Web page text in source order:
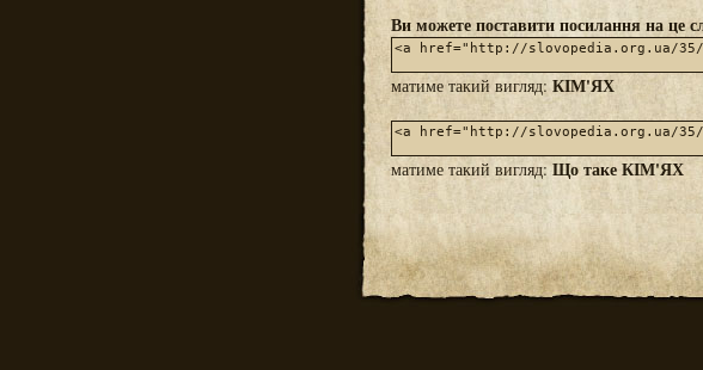
Ви можете поставити посилання на це
матиме такий вигляд: КІМ'ЯХ
матиме такий вигляд:Що таке КІМ'ЯХ